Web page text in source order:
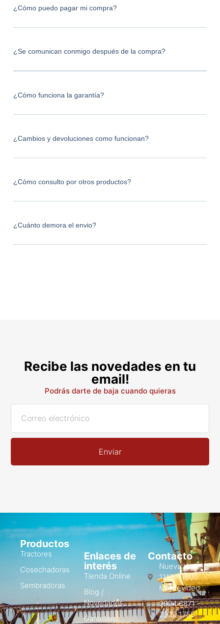
¿Cómo puedo pagar mi compra?
¿Se comunican conmigo después de la compra?
¿Cómo funciona la garantía?
¿Cambios y devoluciones como funcionan?
¿Cómo consulto por otros productos?
¿Cuánto demora el envio?
Recibe las novedades en tu
email!
Podrás darte de baja cuando quieras
Enviar
Productos
Tractores
Cosechadoras
Sembradoras
Enlaces de
interés
Tienda Online
Blog /
Novedades
Garantias
Contacto
Nueva York
1110, 11800
Montevideo
2924 6871 -
2929 1755